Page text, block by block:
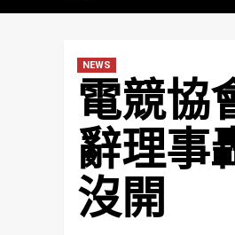
NEWS
電競協
辭理事
沒開